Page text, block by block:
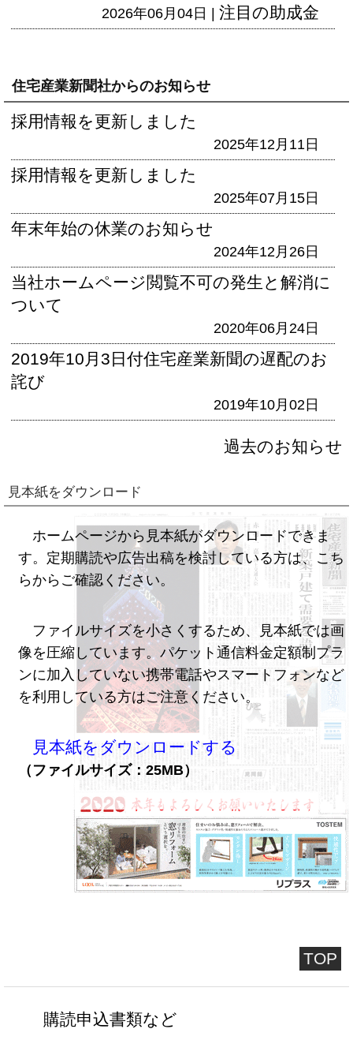
2026年06月04日 | 注目の助成金
住宅産業新聞社からのお知らせ
採用情報を更新しました
2025年12月11日
採用情報を更新しました
2025年07月15日
年末年始の休業のお知らせ
2024年12月26日
当社ホームページ閲覧不可の発生と解消に
ついて
2020年06月24日
2019年10月3日付住宅産業新聞の遅配のお
詫び
2019年10月02日
過去のお知らせ
見本紙をダウンロード
ホームページから見本紙がダウンロードできま
す。定期購読や広告出稿を検討している方は、こち
らからご確認ください。
ファイルサイズを小さくするため、見本紙では画
像を圧縮しています。パケット通信料金定額制プラ
ンに加入していない携帯電話やスマートフォンなど
を利用している方はご注意ください。
見本紙をダウンロードする
（ファイルサイズ：25MB）
TOP
購読申込書類など